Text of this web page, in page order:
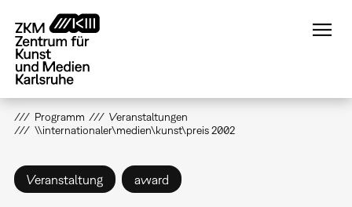
zum
Inhalt
Programm
Veranstaltungen
\\internationaler\medien\kunst\preis 2002
Veranstaltung award